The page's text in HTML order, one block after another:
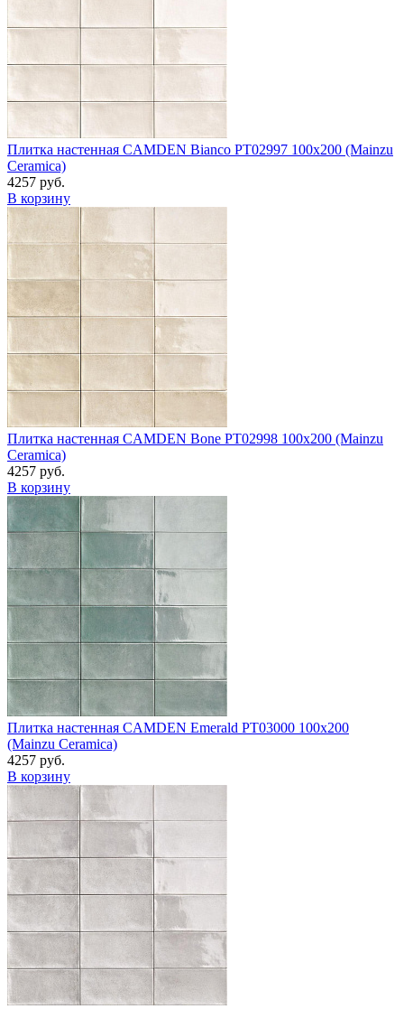
Плитка настенная CAMDEN Bianco PT02997 100x200 (Mainzu
Ceramica)
4257 руб.
В корзину
Плитка настенная CAMDEN Bone PT02998 100x200 (Mainzu
Ceramica)
4257 руб.
В корзину
Плитка настенная CAMDEN Emerald PT03000 100x200
(Mainzu Ceramica)
4257 руб.
В корзину